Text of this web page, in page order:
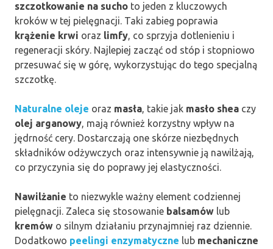
szczotkowanie na sucho to jeden z kluczowych
kroków w tej pielęgnacji. Taki zabieg poprawia
krążenie krwi oraz limfy, co sprzyja dotlenieniu i
regeneracji skóry. Najlepiej zacząć od stóp i stopniowo
przesuwać się w górę, wykorzystując do tego specjalną
szczotkę.
Naturalne oleje oraz masła, takie jak masło shea czy
olej arganowy, mają również korzystny wpływ na
jędrność cery. Dostarczają one skórze niezbędnych
składników odżywczych oraz intensywnie ją nawilżają,
co przyczynia się do poprawy jej elastyczności.
Nawilżanie to niezwykle ważny element codziennej
pielęgnacji. Zaleca się stosowanie balsamów lub
kremów o silnym działaniu przynajmniej raz dziennie.
Dodatkowo peelingi enzymatyczne lub mechaniczne